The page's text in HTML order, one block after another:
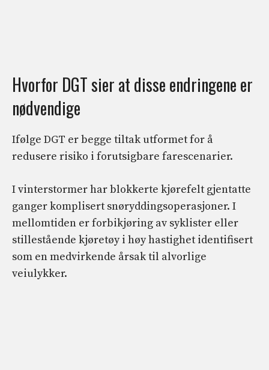
Hvorfor DGT sier at disse endringene er
nødvendige
Ifølge DGT er begge tiltak utformet for å
redusere risiko i forutsigbare farescenarier.
I vinterstormer har blokkerte kjørefelt gjentatte
ganger komplisert snøryddingsoperasjoner. I
mellomtiden er forbikjøring av syklister eller
stillestående kjøretøy i høy hastighet identifisert
som en medvirkende årsak til alvorlige
veiulykker.